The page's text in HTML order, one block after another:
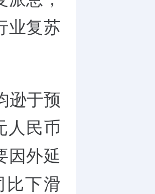
业复苏
逊于预
人民币
因外延
比下滑